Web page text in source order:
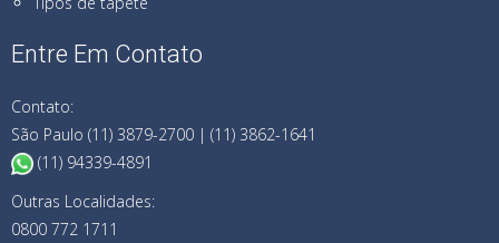
Entre Em Contato
Contato:
São Paulo (11) 3879-2700 | (11) 3862-1641
(11) 94339-4891
Outras Localidades:
0800 772 1711